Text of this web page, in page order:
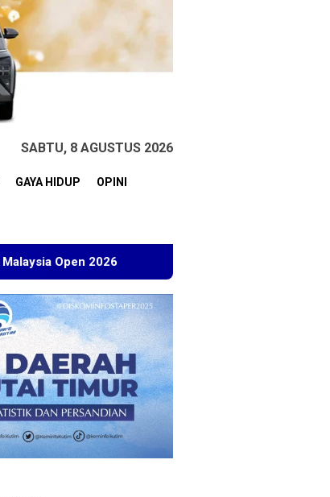
SABTU, 8 AGUSTUS 2026
GAYA HIDUP OPINI
Kuasa Hukum BT Minta Dakwaan Korupsi